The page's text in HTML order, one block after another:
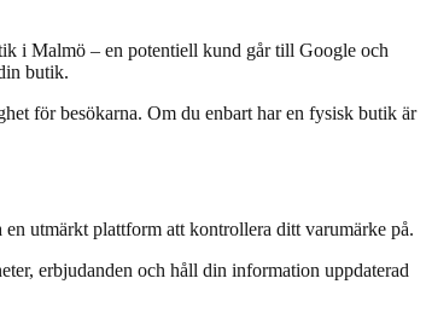
i Malmö – en potentiell kund går till Google och
butik.
för besökarna. Om du enbart har en fysisk butik är
utmärkt plattform att kontrollera ditt varumärke på.
erbjudanden och håll din information uppdaterad